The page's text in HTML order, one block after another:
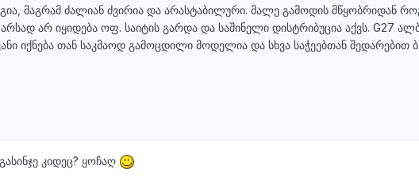
მაგრამ ძალიან ძვირია და არასტაბილური. მალე გამოდის მწყობრიდან
არ იყიდება ოფ. საიტის გარდა და საშინელი დისტრიბუცია აქვს. G27
იქნება თან საკმაოდ გამოცდილი მოდელია და სხვა საჭეებთან შედარებით
კიდეც? ყოჩაღ